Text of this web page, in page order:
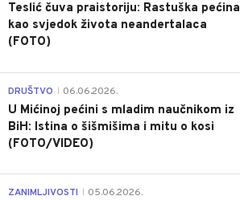
Teslić čuva praistoriju: Rastuška pećina
kao svjedok života neandertalaca
(FOTO)
DRUŠTVO 06.06.2026.
U Mićinoj pećini s mladim naučnikom iz
BiH: Istina o šišmišima i mitu o kosi
(FOTO/VIDEO)
ZANIMLJIVOSTI 05.06.2026.